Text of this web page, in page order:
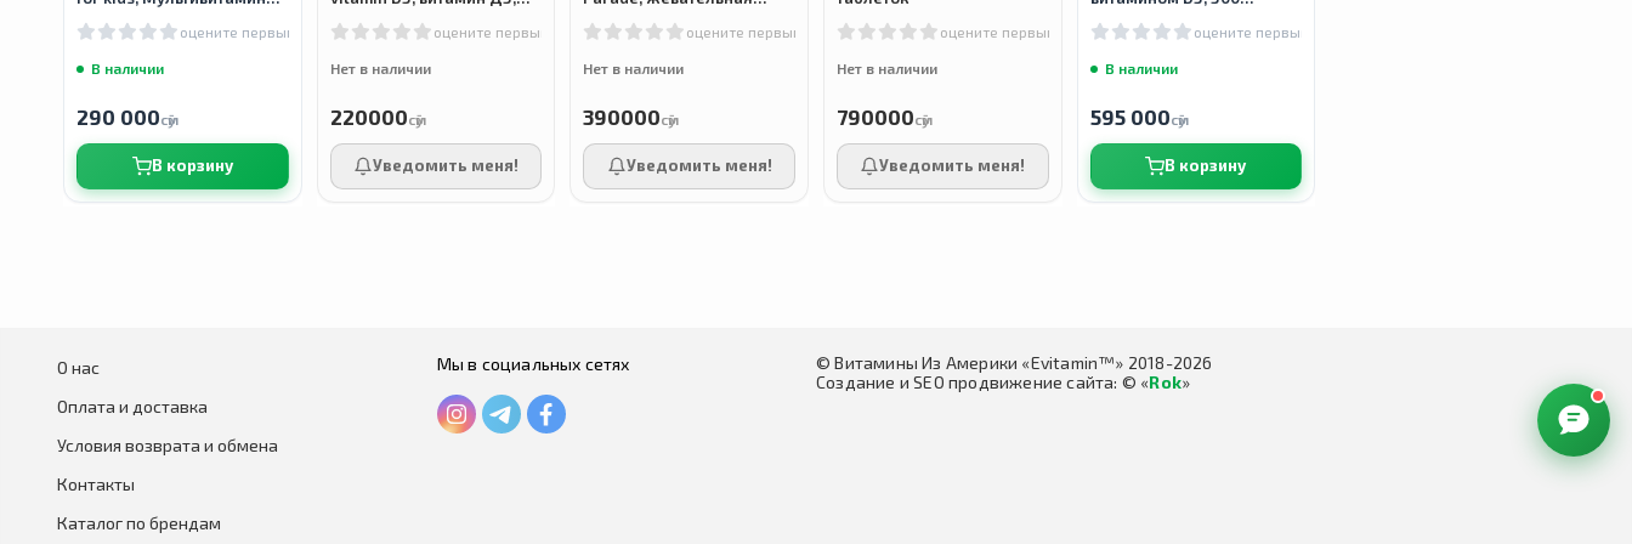
оцените первым
В наличии
290 000сӯм
В корзину
таблеток
оцените первым
Нет в наличии
220000сӯм
Уведомить меня!
мультивитаминами и
таблеток
оцените первым
Нет в наличии
390000сӯм
Уведомить меня!
оцените первым
Нет в наличии
790000сӯм
Уведомить меня!
оцените первым
В наличии
595 000сӯм
В корзину
О нас
Оплата и доставка
Условия возврата и обмена
Контакты
Каталог по брендам
Мы в социальных сетях
© Витамины Из Америки «Evitamin™» 2018-2026
Создание и SEO продвижение сайта: © «Rok»